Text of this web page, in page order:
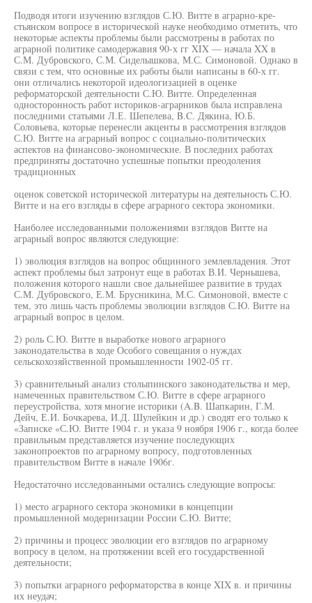
Подводя итоги изучению взглядов С.Ю. Витте в аграрно-кре-
стьянском вопросе в исторической науке необходимо отметить, что
некоторые аспекты проблемы были рассмотрены в работах по
аграрной политике самодержавия 90-х гг XIX — начала XX в
С.М. Дубровского, С.М. Сиделышкова, М.С. Симоновой. Однако в
связи с тем, что основные их работы были написаны в 60-х гг.
они отличались некоторой идеологизацией в оценке
реформаторской деятельности С.Ю. Витте. Определенная
односторонность работ историков-аграрников была исправлена
последними статьями Л.Е. Шепелева, B.C. Дякина, Ю.Б.
Соловьева, которые перенесли акценты в рассмотрения взглядов
С.Ю. Витте на аграрный вопрос с социально-политических
аспектов на финансово-экономические. В последних работах
предприняты достаточно успешные попытки преодоления
традиционных
оценок советской исторической литературы на деятельность С.Ю.
Витте и на его взгляды в сфере аграрного сектора экономики.
Наиболее исследованными положениями взглядов Витте на
аграрный вопрос являются следующие:
1) эволюция взглядов на вопрос общинного землевладения. Этот
аспект проблемы был затронут еще в работах В.И. Чернышева,
положения которого нашли свое дальнейшее развитие в трудах
С.М. Дубровского, Е.М. Брусникина, М.С. Симоновой, вместе с
тем, это лишь часть проблемы эволюции взглядов С.Ю. Витте на
аграрный вопрос в целом.
2) роль С.Ю. Витте в выработке нового аграрного
законодательства в ходе Особого совещания о нуждах
сельскохозяйственной промышленности 1902-05 гг.
3) сравнительный анализ столыпинского законодательства и мер,
намеченных правительством С.Ю. Витте в сфере аграрного
переустройства, хотя многие историки (A.B. Шапкарин, Г.М.
Дейч, Е.И. Бочкарева, И.Д. Шулейкин и др.) сводят его только к
«Записке «С.Ю. Витте 1904 г. и указа 9 ноября 1906 г., когда более
правильным представляется изучение последующих
законопроектов по аграрному вопросу, подготовленных
правительством Витте в начале 1906г.
Недостаточно исследованными остались следующие вопросы:
1) место аграрного сектора экономики в концепции
промышленной модернизации России С.Ю. Витте;
2) причины и процесс эволюции его взглядов по аграрному
вопросу в целом, на протяжении всей его государственной
деятельности;
3) попытки аграрного реформаторства в конце XIX в. и причины
их неудач;